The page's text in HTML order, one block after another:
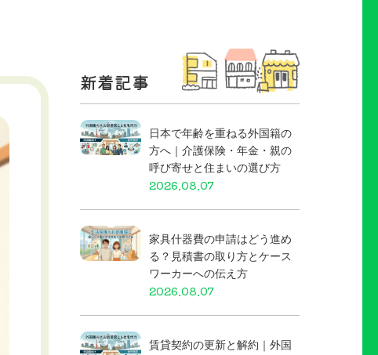
新着記事
日本で年齢を重ねる外国籍の
方へ｜介護保険・年金・親の
呼び寄せと住まいの選び方
2026.08.07
家具什器費の申請はどう進め
る？見積書の取り方とケース
ワーカーへの伝え方
2026.08.07
賃貸契約の更新と解約｜外国